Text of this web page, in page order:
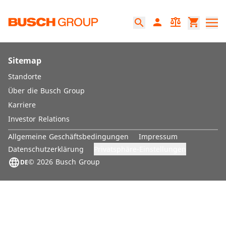
search person balance shopping_cart
Sitemap
Standorte
Über die Busch Group
Karriere
Investor Relations
Allgemeine Geschäftsbedingungen
Impressum
Datenschutzerklärung
DE
language © 2026 Busch Group